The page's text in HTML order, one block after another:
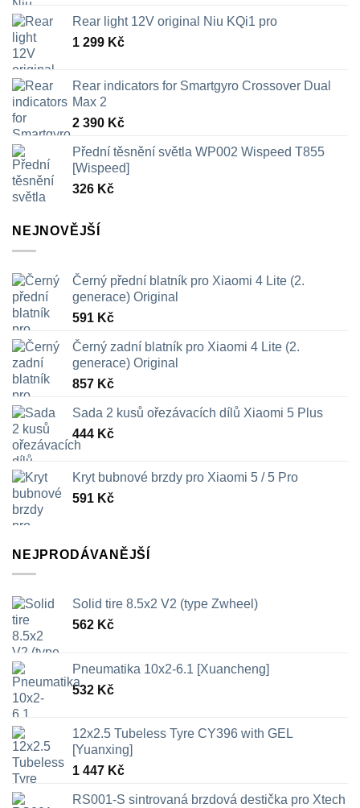
Rear light 12V original Niu KQi1 pro
1 299 Kč
Rear indicators for Smartgyro Crossover Dual
Max 2
2 390 Kč
Přední těsnění světla WP002 Wispeed T855
[Wispeed]
326 Kč
NEJNOVĚJŠÍ
Černý přední blatník pro Xiaomi 4 Lite (2.
generace) Original
591 Kč
Černý zadní blatník pro Xiaomi 4 Lite (2.
generace) Original
857 Kč
Sada 2 kusů ořezávacích dílů Xiaomi 5 Plus
444 Kč
Kryt bubnové brzdy pro Xiaomi 5 / 5 Pro
591 Kč
NEJPRODÁVANĚJŠÍ
Solid tire 8.5x2 V2 (type Zwheel)
562 Kč
Pneumatika 10x2-6.1 [Xuancheng]
532 Kč
12x2.5 Tubeless Tyre CY396 with GEL
[Yuanxing]
1 447 Kč
RS001-S sintrovaná brzdová destička pro Xtech